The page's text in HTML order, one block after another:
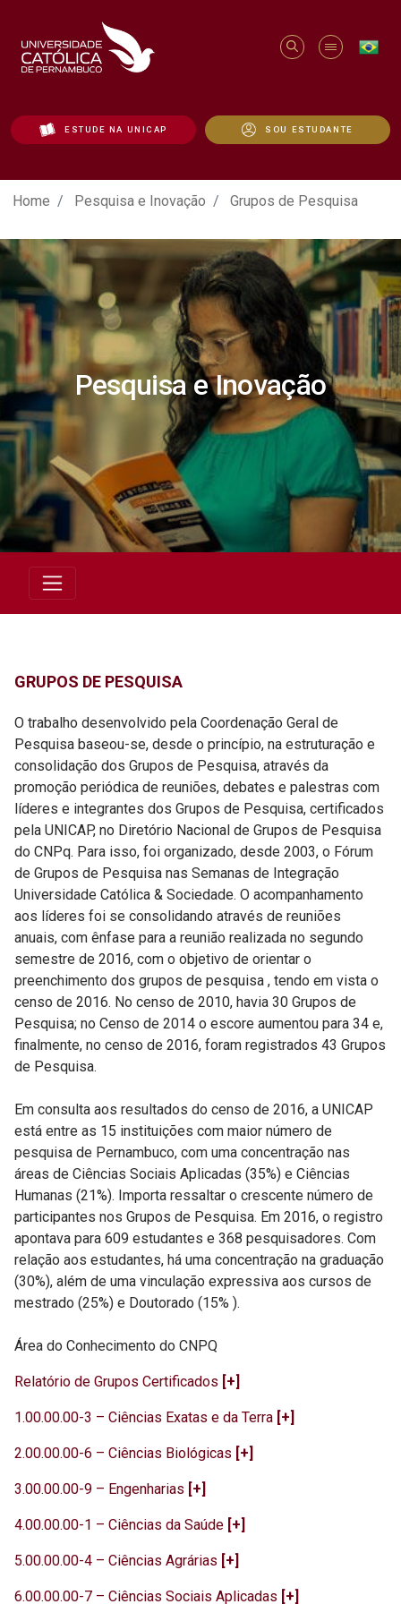
ESTUDE NA UNICAP SOU ESTUDANTE
Grupos de Pesquisa - Unicap
Home Pesquisa e Inovação Grupos de Pesquisa
Pesquisa e Inovação
GRUPOS DE PESQUISA
O trabalho desenvolvido pela Coordenação Geral de
Pesquisa baseou-se, desde o princípio, na estruturação e
consolidação dos Grupos de Pesquisa, através da
promoção periódica de reuniões, debates e palestras com
líderes e integrantes dos Grupos de Pesquisa, certificados
pela UNICAP, no Diretório Nacional de Grupos de Pesquisa
do CNPq. Para isso, foi organizado, desde 2003, o Fórum
de Grupos de Pesquisa nas Semanas de Integração
Universidade Católica & Sociedade. O acompanhamento
aos líderes foi se consolidando através de reuniões
anuais, com ênfase para a reunião realizada no segundo
semestre de 2016, com o objetivo de orientar o
preenchimento dos grupos de pesquisa , tendo em vista o
censo de 2016. No censo de 2010, havia 30 Grupos de
Pesquisa; no Censo de 2014 o escore aumentou para 34 e,
finalmente, no censo de 2016, foram registrados 43 Grupos
de Pesquisa.
Em consulta aos resultados do censo de 2016, a UNICAP
está entre as 15 instituições com maior número de
pesquisa de Pernambuco, com uma concentração nas
áreas de Ciências Sociais Aplicadas (35%) e Ciências
Humanas (21%). Importa ressaltar o crescente número de
participantes nos Grupos de Pesquisa. Em 2016, o registro
apontava para 609 estudantes e 368 pesquisadores. Com
relação aos estudantes, há uma concentração na graduação
(30%), além de uma vinculação expressiva aos cursos de
mestrado (25%) e Doutorado (15% ).
Área do Conhecimento do CNPQ
Relatório de Grupos Certificados [+]
1.00.00.00-3 – Ciências Exatas e da Terra [+]
2.00.00.00-6 – Ciências Biológicas [+]
3.00.00.00-9 – Engenharias [+]
4.00.00.00-1 – Ciências da Saúde [+]
5.00.00.00-4 – Ciências Agrárias [+]
6.00.00.00-7 – Ciências Sociais Aplicadas [+]